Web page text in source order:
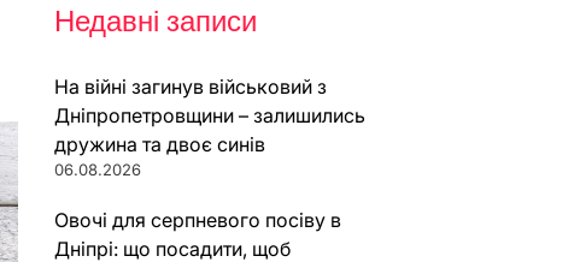
Недавні записи
На війні загинув військовий з
Дніпропетровщини – залишились
дружина та двоє синів
06.08.2026
Овочі для серпневого посіву в
Дніпрі: що посадити, щоб